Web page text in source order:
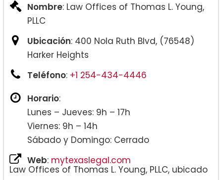
Nombre: Law Offices of Thomas L. Young,
PLLC
Ubicación: 400 Nola Ruth Blvd, (76548)
Harker Heights
Teléfono: +1 254-434-4446
Horario:
Lunes – Jueves: 9h – 17h
Viernes: 9h – 14h
Sábado y Domingo: Cerrado
Web: mytexaslegal.com
Law Offices of Thomas L. Young, PLLC, ubicado